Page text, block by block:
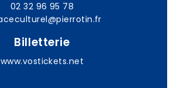
02 32 96 95 78
Billetterie
www.vostickets.net